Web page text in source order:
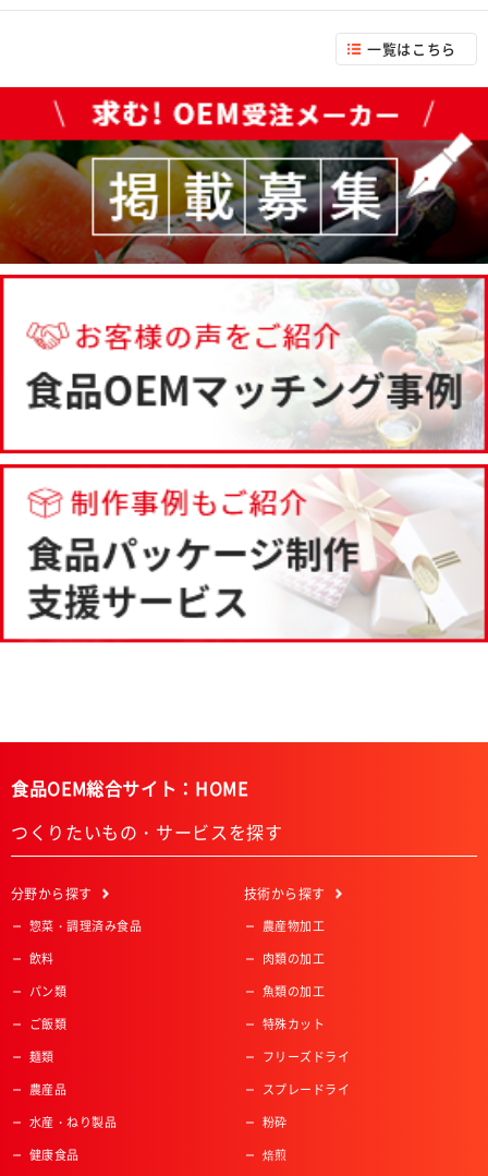
一覧はこちら
食品OEM総合サイト：HOME
つくりたいもの・サービスを探す
分野から探す
惣菜・調理済み食品
飲料
パン類
ご飯類
麺類
農産品
水産・ねり製品
健康食品
技術から探す
農産物加工
肉類の加工
魚類の加工
特殊カット
フリーズドライ
スプレードライ
粉砕
焙煎